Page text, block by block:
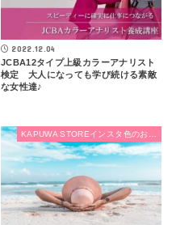
2022.12.04
JCBA12タイプ上級カラーアナリスト
検定 大人になっても学び続ける素敵
な女性達♪
KAPUWA STOREインスタ色のお話し